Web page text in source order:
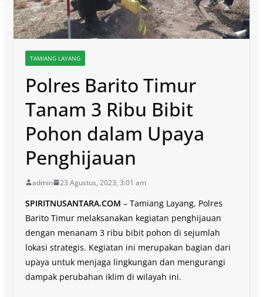
TAMIANG LAYANG
Polres Barito Timur
Tanam 3 Ribu Bibit
Pohon dalam Upaya
Penghijauan
admin 23 Agustus, 2023, 3:01 am
SPIRITNUSANTARA.COM – Tamiang Layang, Polres
Barito Timur melaksanakan kegiatan penghijauan
dengan menanam 3 ribu bibit pohon di sejumlah
lokasi strategis. Kegiatan ini merupakan bagian dari
upaya untuk menjaga lingkungan dan mengurangi
dampak perubahan iklim di wilayah ini.